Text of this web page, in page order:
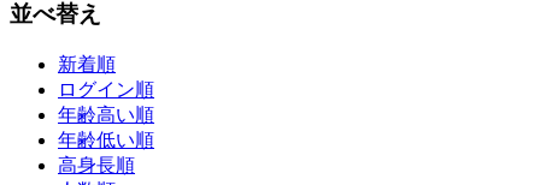
並べ替え
新着順
ログイン順
年齢高い順
年齢低い順
高身長順